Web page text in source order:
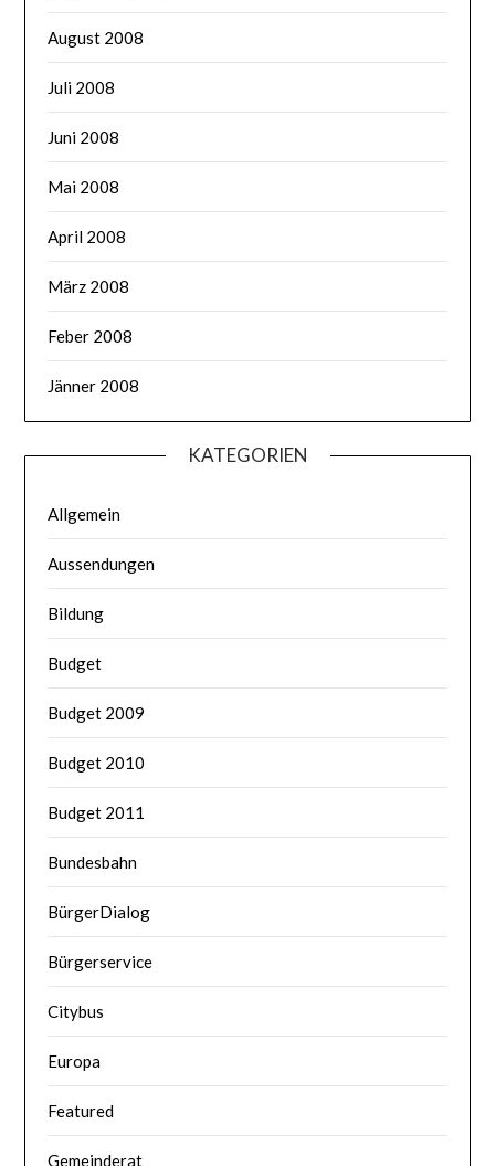
August 2008
Juli 2008
Juni 2008
Mai 2008
April 2008
März 2008
Feber 2008
Jänner 2008
KATEGORIEN
Allgemein
Aussendungen
Bildung
Budget
Budget 2009
Budget 2010
Budget 2011
Bundesbahn
BürgerDialog
Bürgerservice
Citybus
Europa
Featured
Gemeinderat